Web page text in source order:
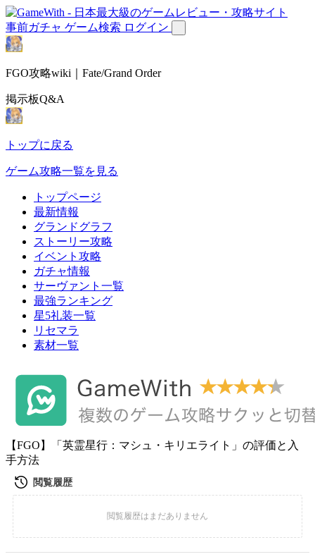
事前ガチャ ゲーム検索 ログイン
FGO攻略wiki｜Fate/Grand Order
掲示板Q&A
トップに戻る
ゲーム攻略一覧を見る
トップページ
最新情報
グランドグラフ
ストーリー攻略
イベント攻略
ガチャ情報
サーヴァント一覧
最強ランキング
星5礼装一覧
リセマラ
素材一覧
【FGO】「英霊星行：マシュ・キリエライト」の評価と入
手方法